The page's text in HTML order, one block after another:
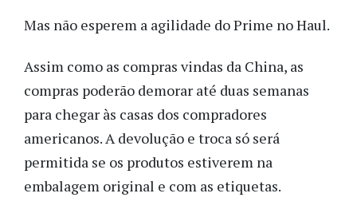
Mas não esperem a agilidade do Prime no Haul.
Assim como as compras vindas da China, as
compras poderão demorar até duas semanas
para chegar às casas dos compradores
americanos. A devolução e troca só será
permitida se os produtos estiverem na
embalagem original e com as etiquetas.